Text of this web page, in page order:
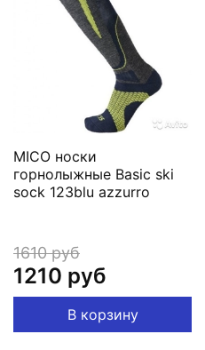
MICO носки
горнолыжные Basic ski
sock 123blu azzurro
1610 руб
1210 руб
В корзину